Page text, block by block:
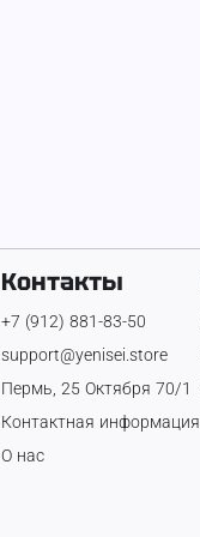
Контакты
+7 (912) 881-83-50
support@yenisei.store
Пермь, 25 Октября 70/1
Контактная информация
О нас